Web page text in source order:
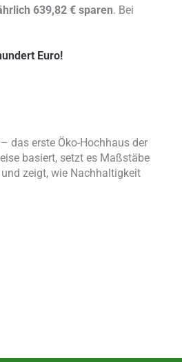
639,82 € sparen. Bei
Euro!
das erste Öko-Hochhaus der
basiert, setzt es Maßstäbe
zeigt, wie Nachhaltigkeit